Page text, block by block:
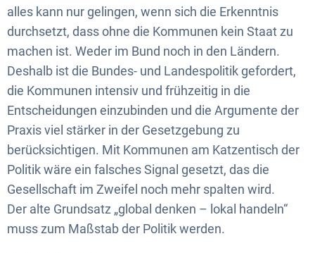
alles kann nur gelingen, wenn sich die Erkenntnis
durchsetzt, dass ohne die Kommunen kein Staat zu
machen ist. Weder im Bund noch in den Ländern.
Deshalb ist die Bundes- und Landespolitik gefordert,
die Kommunen intensiv und frühzeitig in die
Entscheidungen einzubinden und die Argumente der
Praxis viel stärker in der Gesetzgebung zu
berücksichtigen. Mit Kommunen am Katzentisch der
Politik wäre ein falsches Signal gesetzt, das die
Gesellschaft im Zweifel noch mehr spalten wird.
Der alte Grundsatz „global denken – lokal handeln“
muss zum Maßstab der Politik werden.